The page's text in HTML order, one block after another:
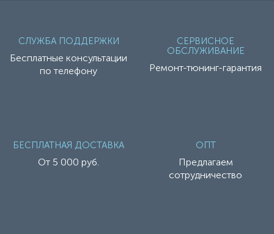
СЛУЖБА ПОДДЕРЖКИ
Бесплатные консультации
по телефону
СЕРВИСНОЕ
ОБСЛУЖИВАНИЕ
Ремонт-тюнинг-гарантия
БЕСПЛАТНАЯ ДОСТАВКА
От 5 000 руб.
ОПТ
Предлагаем
сотрудничество